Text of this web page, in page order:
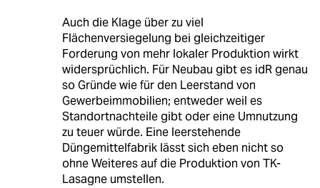
Auch die Klage über zu viel
Flächenversiegelung bei gleichzeitiger
Forderung von mehr lokaler Produktion wirkt
widersprüchlich. Für Neubau gibt es idR genau
so Gründe wie für den Leerstand von
Gewerbeimmobilien; entweder weil es
Standortnachteile gibt oder eine Umnutzung
zu teuer würde. Eine leerstehende
Düngemittelfabrik lässt sich eben nicht so
ohne Weiteres auf die Produktion von TK-
Lasagne umstellen.